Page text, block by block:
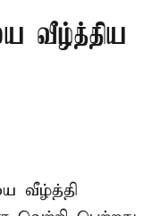
வீழ்த்திய
வீழ்த்தி